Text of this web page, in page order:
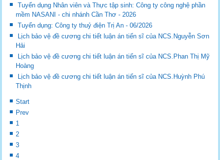
Tuyển dụng Nhân viên và Thực tập sinh: Công ty công nghệ phần
mềm NASANI - chi nhánh Cần Thơ - 2026
Tuyển dụng: Công ty thuỷ điện Trị An - 06/2026
Lịch bảo vệ đề cương chi tiết luận án tiến sĩ của NCS.Nguyễn Sơn
Hải
Lịch bảo vệ đề cương chi tiết luận án tiến sĩ của NCS.Phan Thị Mỹ
Hoàng
Lịch bảo vệ đề cương chi tiết luận án tiến sĩ của NCS.Huỳnh Phú
Thịnh
Start
Prev
1
2
3
4